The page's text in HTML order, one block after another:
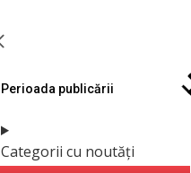
Perioada publicării
Categorii cu noutăți